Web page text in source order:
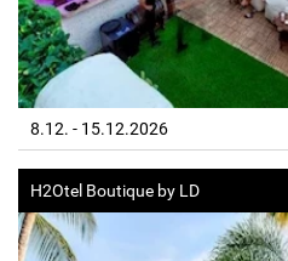
8.12. - 15.12.2026
H2Otel Boutique by LD